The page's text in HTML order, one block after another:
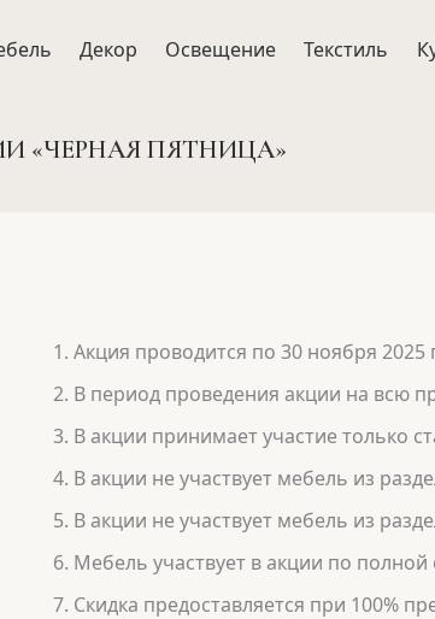
Декор Освещение Текстиль
«ЧЕРНАЯ ПЯТНИЦА»
Акция проводится по 30 ноября 2025
В период проведения акции на всю
В акции принимает участие только
В акции не участвует мебель из
В акции не участвует мебель из
Мебель участвует в акции по
Скидка предоставляется при 100%